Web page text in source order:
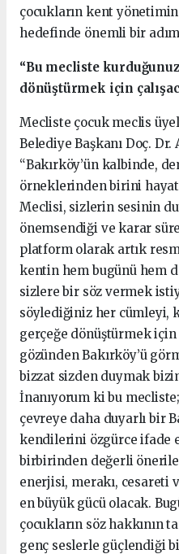
çocukların kent
hedefinde önemli bir
“Bu mecliste
dönüştürmek için
Mecliste çocuk meclis
Belediye Başkanı Doç. Dr.
“Bakırköy’ün kalbinde,
örneklerinden birini
Meclisi, sizlerin sesinin
önemsendiği ve karar
platform olarak artık
kentin hem bugünü hem
sizlere bir söz vermek
söylediğiniz her cümleyi,
gerçeğe dönüştürmek için
gözünden Bakırköy’ü
bizzat sizden duymak
İnanıyorum ki bu
çevreye daha duyarlı bir
kendilerini özgürce ifade
birbirinden değerli
enerjisi, merakı, cesareti
en büyük gücü olacak.
çocukların söz hakkının
genç seslerle güçlendiği